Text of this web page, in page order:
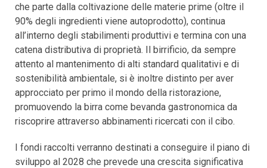
che parte dalla coltivazione delle materie prime (oltre il
90% degli ingredienti viene autoprodotto), continua
all’interno degli stabilimenti produttivi e termina con una
catena distributiva di proprietà. Il birrificio, da sempre
attento al mantenimento di alti standard qualitativi e di
sostenibilità ambientale, si è inoltre distinto per aver
approcciato per primo il mondo della ristorazione,
promuovendo la birra come bevanda gastronomica da
riscoprire attraverso abbinamenti ricercati con il cibo.
I fondi raccolti verranno destinati a conseguire il piano di
sviluppo al 2028 che prevede una crescita significativa